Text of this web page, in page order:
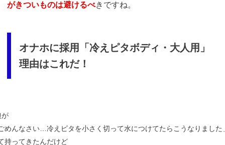
がきついものは避けるべきですね。
オナホに採用「冷えピタボディ・大人用」
理由はこれだ！
が
めんなさい…冷えピタを小さく切って水につけてたらこうなりました
持ってきたんだけど